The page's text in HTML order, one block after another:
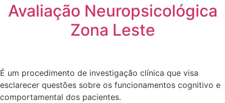
Avaliação Neuropsicológica
Zona Leste
É um procedimento de investigação clínica que visa
esclarecer questões sobre os funcionamentos cognitivo e
comportamental dos pacientes.